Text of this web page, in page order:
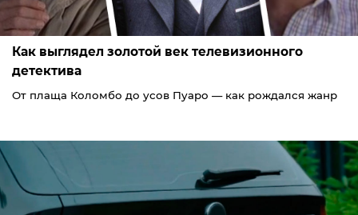
Как выглядел золотой век телевизионного
детектива
От плаща Коломбо до усов Пуаро — как рождался жанр